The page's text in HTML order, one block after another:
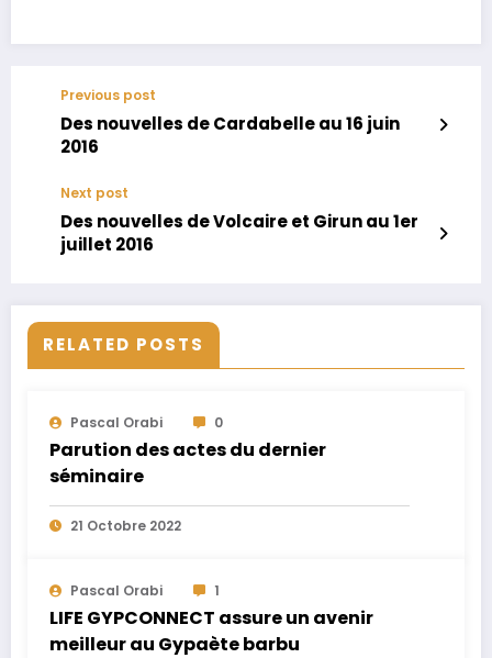
Previous post
Des nouvelles de Cardabelle au 16 juin
2016
Next post
Des nouvelles de Volcaire et Girun au 1er
juillet 2016
RELATED POSTS
Pascal Orabi 0
Parution des actes du dernier
séminaire
21 Octobre 2022
Pascal Orabi 1
LIFE GYPCONNECT assure un avenir
meilleur au Gypaète barbu